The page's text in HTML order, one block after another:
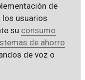
de
usuarios
su consumo
de ahorro
de voz o